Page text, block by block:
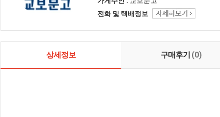
전화 및 택배정보
상세정보 구매후기 (0)